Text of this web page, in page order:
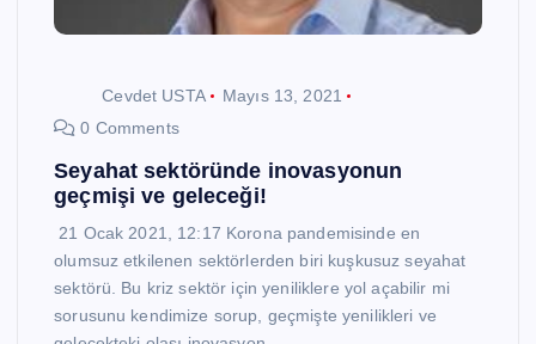
Cevdet USTA
Mayıs 13, 2021
0 Comments
Seyahat sektöründe inovasyonun
geçmişi ve geleceği!
21 Ocak 2021, 12:17 Korona pandemisinde en
olumsuz etkilenen sektörlerden biri kuşkusuz seyahat
sektörü. Bu kriz sektör için yeniliklere yol açabilir mi
sorusunu kendimize sorup, geçmişte yenilikleri ve